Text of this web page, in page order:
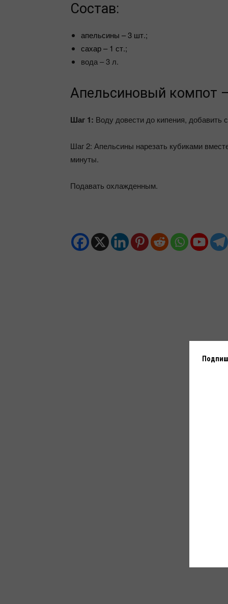
Состав:
апельсины – 3 шт.;
сахар – 1 ст.;
вода – 3 л.
Апельсиновый компот
Шаг 1: Воду довести до кипения, добавить
Шаг 2: Апельсины нарезать кубиками
минуты.
Подавать охлажденным.